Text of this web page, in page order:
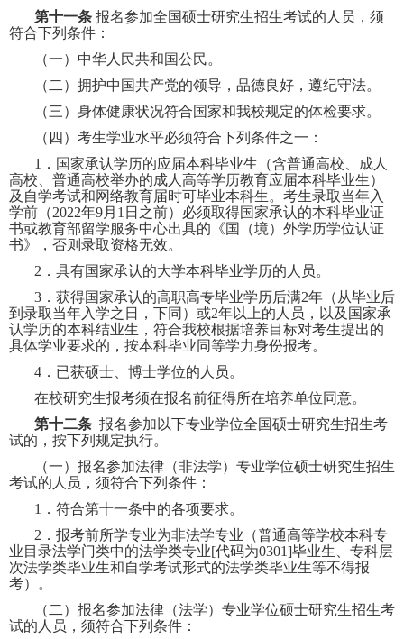
第十一条 报名参加全国硕士研究生招生考试的人员，须
符合下列条件：
（一）中华人民共和国公民。
（二）拥护中国共产党的领导，品德良好，遵纪守法。
（三）身体健康状况符合国家和我校规定的体检要求。
（四）考生学业水平必须符合下列条件之一：
1 ．国家承认学历的应届本科毕业生（含普通高校、成人
高校、普通高校举办的成人高等学历教育应届本科毕业生）
及自学考试和网络教育届时可毕业本科生。考生录取当年入
学前（2022年9月 1 日之前）必须取得国家承认的本科毕业证
书或教育部留学服务中心出具的《国（境）外学历学位认证
书》，否则录取资格无效。
2 ．具有国家承认的大学本科毕业学历的人员。
3 ．获得国家承认的高职高专毕业学历后满2年（从毕业后
到录取当年入学之日，下同）或2年以上的人员，以及国家承
认学历的本科结业生，符合我校根据培养目标对考生提出的
具体学业要求的，按本科毕业同等学力身份报考。
4 ．已获硕士、博士学位的人员。
在校研究生报考须在报名前征得所在培养单位同意。
第十二条 报名参加以下专业学位全国硕士研究生招生考
试的，按下列规定执行。
（一）报名参加法律（非法学）专业学位硕士研究生招生
考试的人员，须符合下列条件：
1 ．符合第十一条中的各项要求。
2 ．报考前所学专业为非法学专业（普通高等学校本科专
业目录法学门类中的法学类专业[代码为0301]毕业生、专科层
次法学类毕业生和自学考试形式的法学类毕业生等不得报
考）。
（二）报名参加法律（法学）专业学位硕士研究生招生考
试的人员，须符合下列条件：